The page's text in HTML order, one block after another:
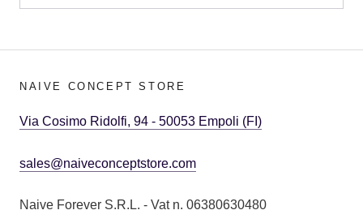
NAIVE CONCEPT STORE
Via Cosimo Ridolfi, 94 - 50053 Empoli (FI)
sales@naiveconceptstore.com
Naive Forever S.R.L. - Vat n. 06380630480